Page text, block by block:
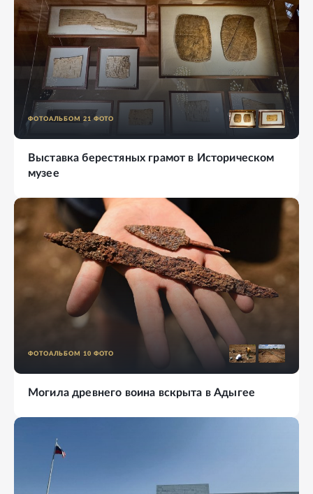
ФОТОАЛЬБОМ 21 ФОТО
Выставка берестяных грамот в Историческом
музее
ФОТОАЛЬБОМ 10 ФОТО
Могила древнего воина вскрыта в Адыгее